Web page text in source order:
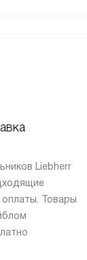
Liebherr
оплаты. Товары